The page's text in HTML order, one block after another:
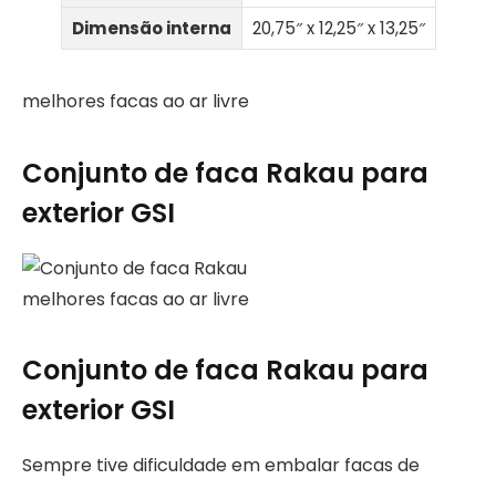
Dimensão interna
20,75″ x 12,25″ x 13,25″
melhores facas ao ar livre
Conjunto de faca Rakau para
exterior GSI
melhores facas ao ar livre
Conjunto de faca Rakau para
exterior GSI
Sempre tive dificuldade em embalar facas de